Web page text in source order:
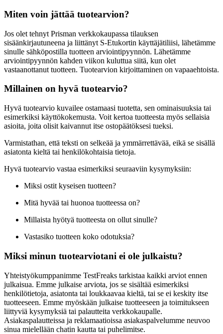
Miten voin jättää tuotearvion?
Jos olet tehnyt Prisman verkkokaupassa tilauksen
sisäänkirjautuneena ja liittänyt S-Etukortin käyttäjätiliisi, lähetämme
sinulle sähköpostilla tuotteen arviointipyynnön. Lähetämme
arviointipyynnön kahden viikon kuluttua siitä, kun olet
vastaanottanut tuotteen. Tuotearvion kirjoittaminen on vapaaehtoista.
Millainen on hyvä tuotearvio?
Hyvä tuotearvio kuvailee ostamaasi tuotetta, sen ominaisuuksia tai
esimerkiksi käyttökokemusta. Voit kertoa tuotteesta myös sellaisia
asioita, joita olisit kaivannut itse ostopäätöksesi tueksi.
Varmistathan, että teksti on selkeää ja ymmärrettävää, eikä se sisällä
asiatonta kieltä tai henkilökohtaisia tietoja.
Hyvä tuotearvio vastaa esimerkiksi seuraaviin kysymyksiin:
Miksi ostit kyseisen tuotteen?
Mitä hyvää tai huonoa tuotteessa on?
Millaista hyötyä tuotteesta on ollut sinulle?
Vastasiko tuotteen koko odotuksia?
Miksi minun tuotearviotani ei ole julkaistu?
Yhteistyökumppanimme TestFreaks tarkistaa kaikki arviot ennen
julkaisua. Emme julkaise arviota, jos se sisältää esimerkiksi
henkilötietoja, asiatonta tai loukkaavaa kieltä, tai se ei keskity itse
tuotteeseen. Emme myöskään julkaise tuotteeseen ja toimitukseen
liittyviä kysymyksiä tai palautteita verkkokaupalle.
Asiakaspalautteissa ja reklamaatioissa asiakaspalvelumme neuvoo
sinua mielellään chatin kautta tai puhelimitse.